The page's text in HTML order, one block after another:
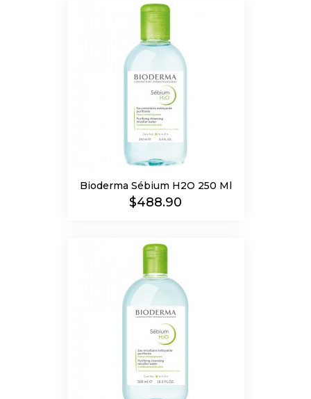
Bioderma Sébium H2O 250 Ml
Precio
$488.90